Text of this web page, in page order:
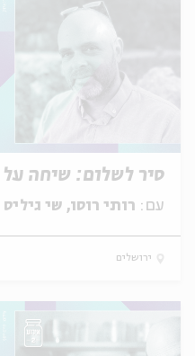
סיר לשלום: שיחה על
עם: רותי רוסו, שי גיליס
ירושלים